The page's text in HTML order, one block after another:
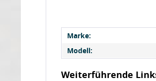
Marke:
Modell:
Weiterführende